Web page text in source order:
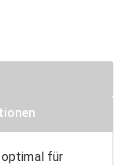
für